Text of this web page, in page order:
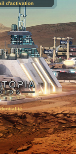
d'activation